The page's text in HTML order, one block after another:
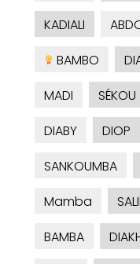
KADIALI
BAMBO
MADI
SÉKOU
DIABY
DIOP
SANKOUMBA
Mamba
BAMBA